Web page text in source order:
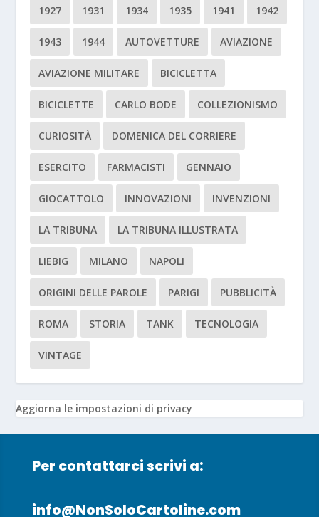
1927 1931 1934 1935 1941 1942
1943 1944 AUTOVETTURE AVIAZIONE
AVIAZIONE MILITARE BICICLETTA
BICICLETTE CARLO BODE COLLEZIONISMO
CURIOSITÀ DOMENICA DEL CORRIERE
ESERCITO FARMACISTI GENNAIO
GIOCATTOLO INNOVAZIONI INVENZIONI
LA TRIBUNA LA TRIBUNA ILLUSTRATA
LIEBIG MILANO NAPOLI
ORIGINI DELLE PAROLE PARIGI PUBBLICITÀ
ROMA STORIA TANK TECNOLOGIA
VINTAGE
Aggiorna le impostazioni di privacy
Per contattarci scrivi a:
info@NonSoloCartoline.com